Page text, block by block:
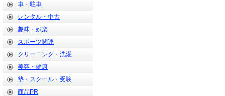
車・駐車
レンタル・中古
趣味・娯楽
スポーツ関連
クリーニング・洗濯
美容・健康
塾・スクール・受験
商品PR